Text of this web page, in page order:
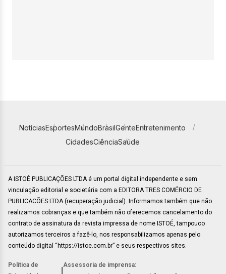
NotíciasEsportesMundoBrasilGenteEntretenimento
CidadesCiênciaSaúde
A ISTOÉ PUBLICAÇÕES LTDA é um portal digital independente e sem
vinculação editorial e societária com a EDITORA TRES COMÉRCIO DE
PUBLICACÕES LTDA (recuperação judicial). Informamos também que não
realizamos cobranças e que também não oferecemos cancelamento do
contrato de assinatura da revista impressa de nome ISTOÉ, tampouco
autorizamos terceiros a fazê-lo, nos responsabilizamos apenas pelo
conteúdo digital “https://istoe.com.br” e seus respectivos sites.
Política de
Assessoria de imprensa: